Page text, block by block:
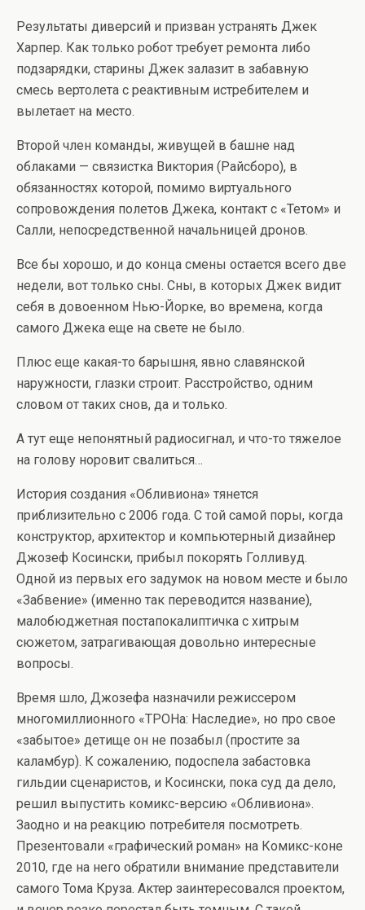
Результаты диверсий и призван устранять Джек
Харпер. Как только робот требует ремонта либо
подзарядки, старины Джек залазит в забавную
смесь вертолета с реактивным истребителем и
вылетает на место.
Второй член команды, живущей в башне над
облаками — связистка Виктория (Райсборо), в
обязанностях которой, помимо виртуального
сопровождения полетов Джека, контакт с «Тетом» и
Салли, непосредственной начальницей дронов.
Все бы хорошо, и до конца смены остается всего две
недели, вот только сны. Сны, в которых Джек видит
себя в довоенном Нью-Йорке, во времена, когда
самого Джека еще на свете не было.
Плюс еще какая-то барышня, явно славянской
наружности, глазки строит. Расстройство, одним
словом от таких снов, да и только.
А тут еще непонятный радиосигнал, и что-то тяжелое
на голову норовит свалиться…
История создания «Обливиона» тянется
приблизительно с 2006 года. С той самой поры, когда
конструктор, архитектор и компьютерный дизайнер
Джозеф Косински, прибыл покорять Голливуд.
Одной из первых его задумок на новом месте и было
«Забвение» (именно так переводится название),
малобюджетная постапокалиптичка с хитрым
сюжетом, затрагивающая довольно интересные
вопросы.
Время шло, Джозефа назначили режиссером
многомиллионного «ТРОНа: Наследие», но про свое
«забытое» детище он не позабыл (простите за
каламбур). К сожалению, подоспела забастовка
гильдии сценаристов, и Косински, пока суд да дело,
решил выпустить комикс-версию «Обливиона».
Заодно и на реакцию потребителя посмотреть.
Презентовали «графический роман» на Комикс-коне
2010, где на него обратили внимание представители
самого Тома Круза. Актер заинтересовался проектом,